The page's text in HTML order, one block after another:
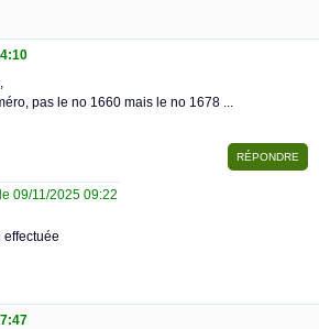
pas le no 1660 mais le no 1678 ...
09/11/2025 09:22
effectuée